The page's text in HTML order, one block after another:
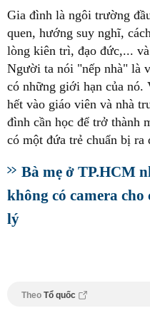
Gia đình là ngôi trường
quen, hướng suy nghĩ,
lòng kiên trì, đạo đức,...
Người ta nói "nếp nhà" là
có những giới hạn của
hết vào giáo viên và nhà
đình cần học để trở thành
có một đứa trẻ chuẩn bị ra
Bà mẹ ở TP.HCM
không có camera
lý
Theo Tổ quốc